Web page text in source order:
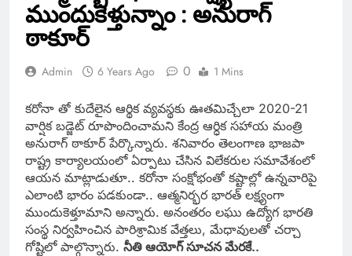
ముందుకెళ్తున్నాం : అనురాగ్
ఠాకూర్
Admin 6 Years Ago 0 1 Mins
కరోనా తో కుదేలైన ఆర్థిక వ్యవస్థకు ఊతమిచ్చేలా 2020-21
వార్షిక బడ్జెట్ రూపొందించామని కేంద్ర ఆర్ధిక సహాయ మంత్రి
అనురాగ్ ఠాకూర్ పేర్కొన్నారు. శనివారం తెలంగాణ భాజపా
రాష్ట్ర కార్యాలయంలో ఏర్పాటు చేసిన విలేకరుల సమావేశంలో
ఆయన మాట్లాడుతూ.. కరోనా సంక్షోభంతో కష్టాల్లో ఉన్నవారిపై
ఎలాంటి భారం పడకుండా.. ఆత్మనిర్భర భారత్ లక్ష్యంగా
ముందుకెళ్తూమాని అన్నారు. అనంతరం లఘు ఉద్యోగ భారతి
సంస్థ నిర్వహించిన పారిశ్రామిక వేత్తలు, మేధావులతో చర్చా
గోష్టిలో పాల్గొన్నారు. నీతి ఆయోగ్ సూచన మేరకే..